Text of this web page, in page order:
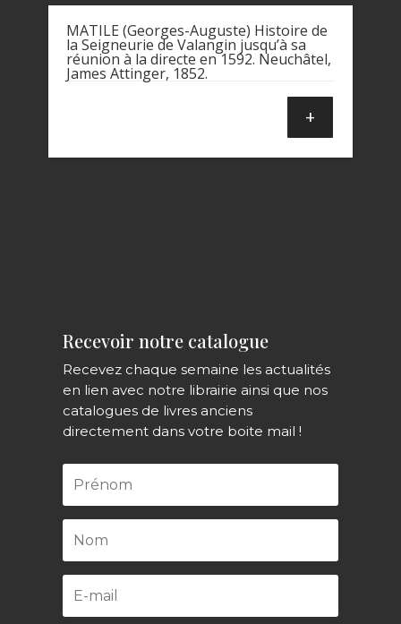
MATILE (Georges-Auguste) Histoire de
la Seigneurie de Valangin jusqu’à sa
réunion à la directe en 1592. Neuchâtel,
James Attinger, 1852.
+
Recevoir notre catalogue
Recevez chaque semaine les actualités
en lien avec notre librairie ainsi que nos
catalogues de livres anciens
directement dans votre boite mail !